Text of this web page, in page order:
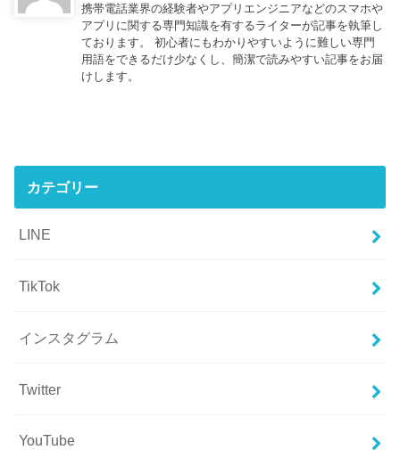
携帯電話業界の経験者やアプリエンジニアなどのスマホや
アプリに関する専門知識を有するライターが記事を執筆し
ております。 初心者にもわかりやすいように難しい専門
用語をできるだけ少なくし、簡潔で読みやすい記事をお届
けします。
カテゴリー
LINE
TikTok
インスタグラム
Twitter
YouTube